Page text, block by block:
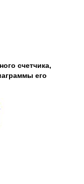
счетчика,
его